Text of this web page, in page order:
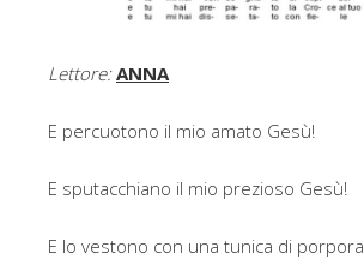
Lettore: ANNA
E percuotono il mio amato Gesù!
E sputacchiano il mio prezioso Gesù!
E lo vestono con una tunica di porpora